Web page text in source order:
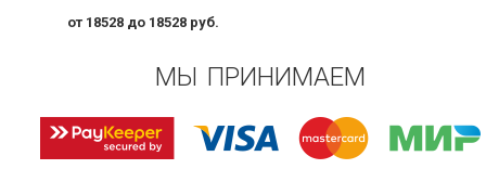
от 18528 до 18528 руб.
МЫ ПРИНИМАЕМ